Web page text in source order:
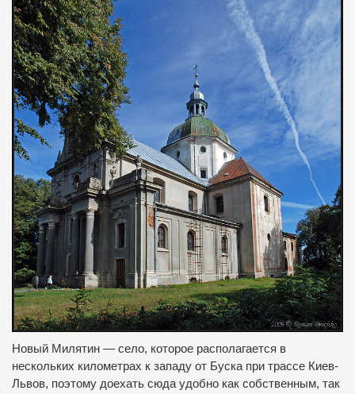
Новый Милятин — село, которое располагается в
нескольких километрах к западу от Буска при трассе Киев-
Львов, поэтому доехать сюда удобно как собственным, так